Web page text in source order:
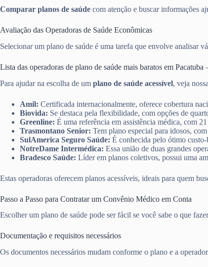
Comparar planos de saúde com atenção e buscar informações
Avaliação das Operadoras de Saúde Econômicas
Selecionar um plano de saúde é uma tarefa que envolve analisar
Lista das operadoras de plano de saúde mais baratos em Pacatuba
Para ajudar na escolha de um plano de saúde acessível, veja
Amil: Certificada internacionalmente, oferece cobertura
Biovida: Se destaca pela flexibilidade, com opções de
Greenline: É uma referência em assistência médica, com
Trasmontano Senior: Tem plano especial para idosos,
SulAmerica Seguro Saúde: É conhecida pelo ótimo
NotreDame Intermédica: Essa união de duas grandes
Bradesco Saúde: Líder em planos coletivos, possui uma
Estas operadoras oferecem planos acessíveis, ideais para quem
Passo a Passo para Contratar um Convênio Médico em Conta
Escolher um plano de saúde pode ser fácil se você sabe o que
Documentação e requisitos necessários
Os documentos necessários mudam conforme o plano e a